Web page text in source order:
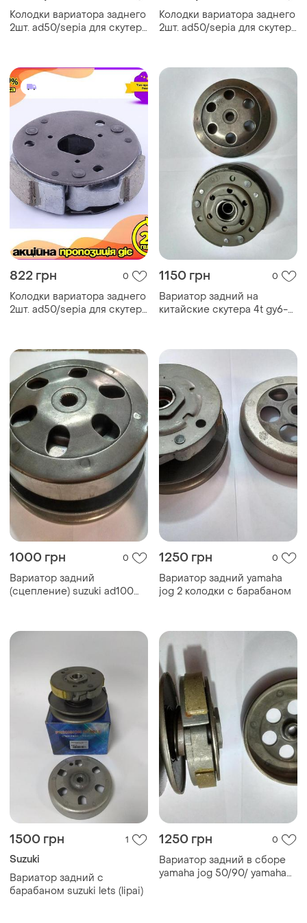
Колодки вариатора заднего
2шт. ad50/sepia для скутера
Колодки вариатора заднего
2шт. ad50/sepia для скутера
822 грн 0
Колодки вариатора заднего
2шт. ad50/sepia для скутера
1150 грн 0
Вариатор задний на
китайские скутера 4t gy6-
1000 грн 0
Вариатор задний
(сцепление) suzuki ad100
1250 грн 0
Вариатор задний yamaha
jog 2 колодки с барабаном
1500 грн 1
Suzuki
Вариатор задний с
барабаном suzuki lets (lipai)
1250 грн 0
Вариатор задний в сборе
yamaha jog 50/90/ yamaha